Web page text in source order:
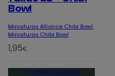
Bowl
Miniaturas Alliance Chibi Bowl
Miniaturas Chibi Bowl
1,95€
Añadir al carrito